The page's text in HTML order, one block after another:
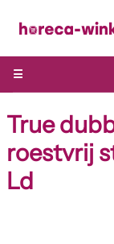
naar
inhoud
☰
True
roestvrij
Ld